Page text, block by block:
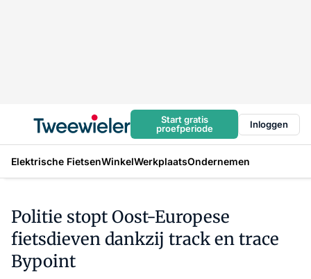
Start gratis
proefperiode
Inloggen
Elektrische FietsenWinkelWerkplaatsOndernemen
Politie stopt Oost-Europese
fietsdieven dankzij track en trace
Bypoint